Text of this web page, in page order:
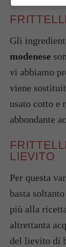
Gli
modenese
vi abbiamo
viene
usato cotto e
abbondante
LIEVITO
Per questa
basta
più alla
altrettanta
del lievito di